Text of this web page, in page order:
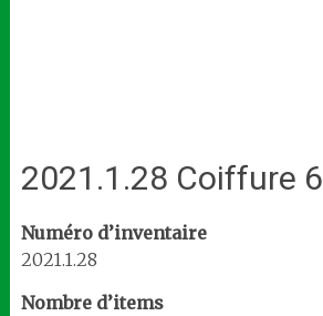
2021.1.28 Coiffure 6
Numéro d’inventaire
2021.1.28
Nombre d’items